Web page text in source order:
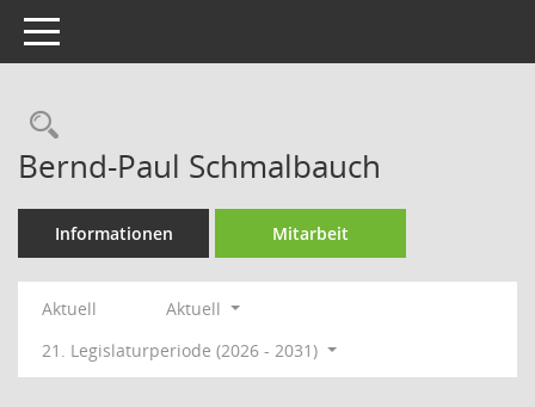
Toggle navigation
Rechercheauswahl
Bernd-Paul Schmalbauch
Informationen Mitarbeit
Aktuell
Aktuell
21. Legislaturperiode (2026 - 2031)